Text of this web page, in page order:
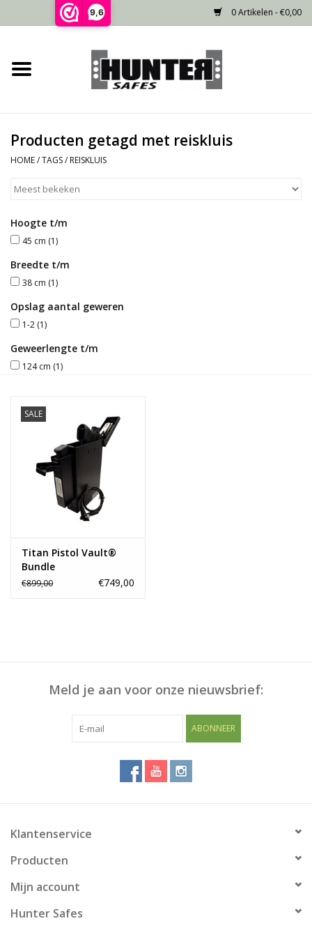
9,6 0 Artikelen - €0,00
Home
Gecertificeerd
Niet gecertificeerd
Kluisdeur
Recente projecten
Opties
Producten getagd met reiskluis
HOME/TAGS/ REISKLUIS
Hoogte t/m
45 cm (1)
Breedte t/m
38 cm (1)
Opslag aantal geweren
1-2 (1)
Geweerlengte t/m
124 cm (1)
SALE
Titan Pistol Vault®
Bundle
€899,00 €749,00
Meld je aan voor onze nieuwsbrief:
ABONNEER
Klantenservice
Producten
Mijn account
Hunter Safes